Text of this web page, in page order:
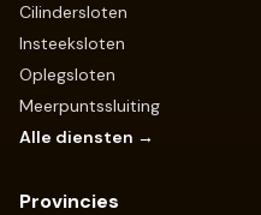
Cilindersloten
Insteeksloten
Oplegsloten
Meerpuntssluiting
Alle diensten →
Provincies